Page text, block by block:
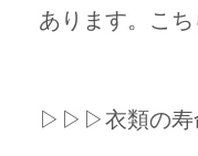
あります。こち
▷▷▷衣類の寿